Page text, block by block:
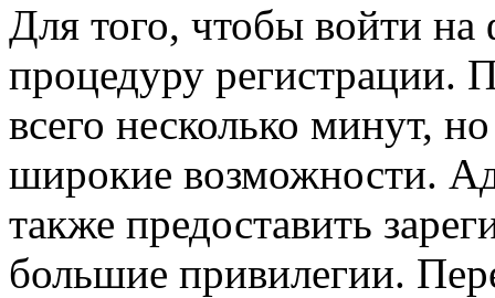
Для того, чтобы войти
процедуру регистрации.
всего несколько минут,
широкие возможности.
также предоставить
большие привилегии.